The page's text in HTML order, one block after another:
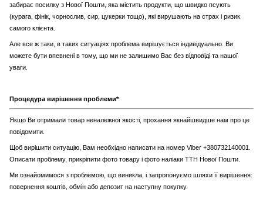
забирає посилку з Нової Пошти, яка містить продукти, що швидко псують
(курага, фінік, чорнослив, сир, цукерки тощо), які вирушають на страх і ризик
самого клієнта.
Але все ж таки, в таких ситуаціях проблема вирішується індивідуально. Ви
можете бути впевнені в тому, що ми не залишимо Вас без відповіді та нашої
уваги.
Процедура вирішення проблеми*
Якщо Ви отримали товар неналежної якості, прохання якнайшвидше нам про це
повідомити.
Щоб вирішити ситуацію, Вам необхідно написати на номер Viber +380732140001.
Описати проблему, прикріпити фото товару і фото наліаки ТТН Нової Пошти.
Ми ознайомимося з проблемою, що виникла, і запропонуємо шляхи її вирішення:
повернення коштів, обмін або депозит на наступну покупку.